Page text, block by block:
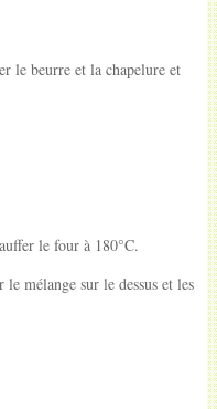
le beurre et la chapelure et
le four à 180°C.
le mélange sur le dessus et les